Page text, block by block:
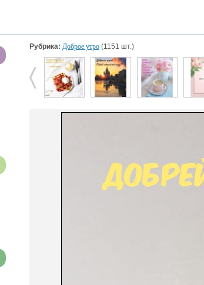
Рубрика: Доброе утро (1151 шт.)